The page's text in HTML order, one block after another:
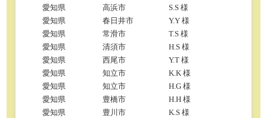
愛知県
高浜市
S.S 様
愛知県
春日井市
Y.Y 様
愛知県
常滑市
T.S 様
愛知県
清須市
H.S 様
愛知県
西尾市
Y.T 様
愛知県
知立市
K.K 様
愛知県
知立市
H.G 様
愛知県
豊橋市
H.H 様
愛知県
豊川市
K.S 様